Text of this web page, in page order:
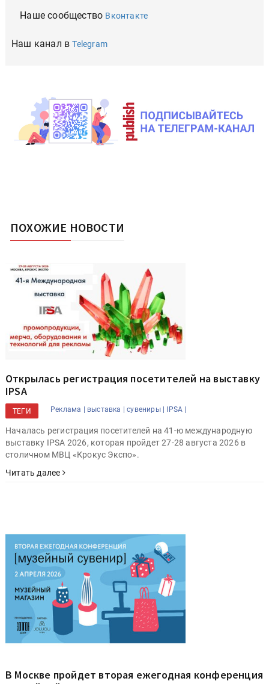
Наше сообщество Вконтакте
Наш канал вTelegram
ПОХОЖИЕ НОВОСТИ
Открылась регистрация посетителей на выставку
IPSA
ТЕГИ Реклама | выставка | сувениры | IPSA |
Началась регистрация посетителей на 41-ю международную
выставку IPSA 2026, которая пройдет 27-28 августа 2026 в
столичном МВЦ «Крокус Экспо».
Читать далее
В Москве пройдет вторая ежегодная конференция